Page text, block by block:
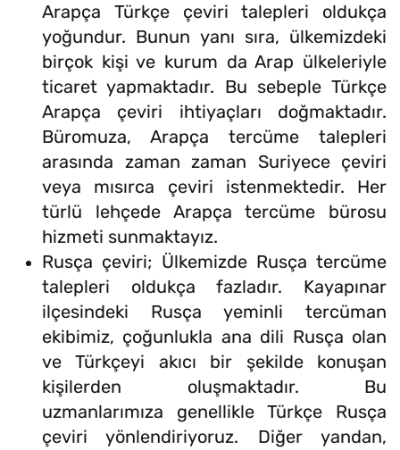
Arapça Türkçe çeviri talepleri oldukça
yoğundur. Bunun yanı sıra, ülkemizdeki
birçok kişi ve kurum da Arap ülkeleriyle
ticaret yapmaktadır. Bu sebeple Türkçe
Arapça çeviri ihtiyaçları doğmaktadır.
Büromuza, Arapça tercüme talepleri
arasında zaman zaman Suriyece çeviri
veya mısırca çeviri istenmektedir. Her
türlü lehçede Arapça tercüme bürosu
hizmeti sunmaktayız.
Rusça çeviri; Ülkemizde Rusça tercüme
talepleri oldukça fazladır. Kayapınar
ilçesindeki Rusça yeminli tercüman
ekibimiz, çoğunlukla ana dili Rusça olan
ve Türkçeyi akıcı bir şekilde konuşan
kişilerden oluşmaktadır. Bu
uzmanlarımıza genellikle Türkçe Rusça
çeviri yönlendiriyoruz. Diğer yandan,